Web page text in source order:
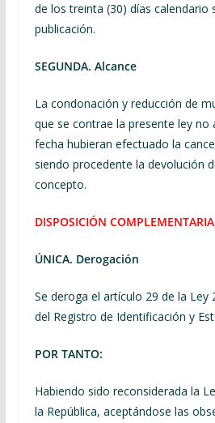
de los treinta (30) días calendario
publicación.
SEGUNDA. Alcance
La condonación y reducción de
que se contrae la presente ley no
fecha hubieran efectuado la
siendo procedente la devolución
concepto.
DISPOSICIÓN
ÚNICA. Derogación
Se deroga el artículo 29 de la Ley
del Registro de Identificación y
POR TANTO:
Habiendo sido reconsiderada la
la República, aceptándose las